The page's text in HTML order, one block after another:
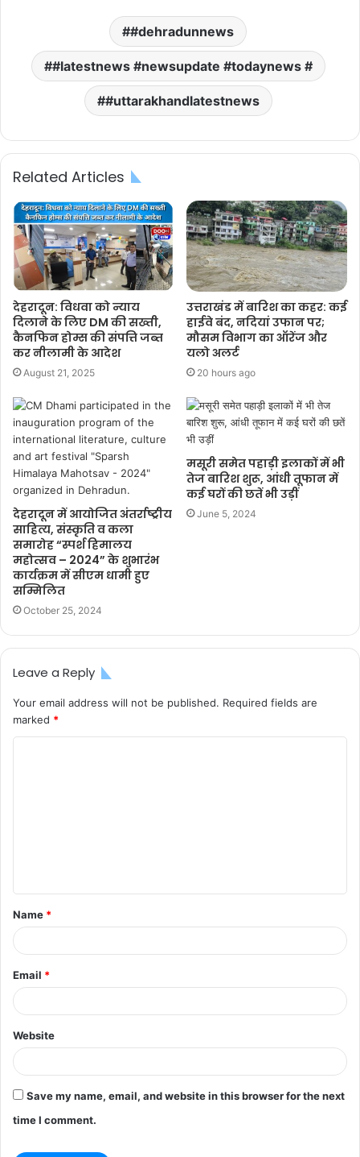
#dehradunnews
#latestnews #newsupdate #todaynews #
#uttarakhandlatestnews
Related Articles
देहरादून: विधवा को न्याय
दिलाने के लिए DM की सख्ती,
कैनफिन होम्स की संपत्ति जब्त
कर नीलामी के आदेश
August 21, 2025
उत्तराखंड में बारिश का कहर: कई
हाईवे बंद, नदियां उफान पर;
मौसम विभाग का ऑरेंज और
यलो अलर्ट
20 hours ago
देहरादून में आयोजित अंतर्राष्ट्रीय
साहित्य, संस्कृति व कला
समारोह “स्पर्श हिमालय
महोत्सव – 2024” के शुभारंभ
कार्यक्रम में सीएम धामी हुए
सम्मिलित
October 25, 2024
मसूरी समेत पहाड़ी इलाकों में भी
तेज बारिश शुरू, आंधी तूफान में
कई घरों की छतें भी उड़ीं
June 5, 2024
Leave a Reply
Your email address will not be published. Required fields are
marked *
t
*
Name *
Email *
Website
Save my name, email, and website in this browser for the next
time I comment.